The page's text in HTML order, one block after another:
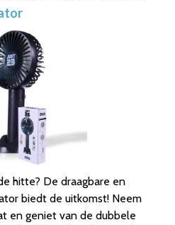
hitte? De draagbare en
biedt de uitkomst! Neem
en geniet van de dubbele